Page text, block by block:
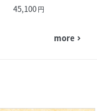
45,100円
more navigate_next